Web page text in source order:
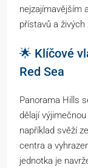
nejzajímavějším
přístavů a živých
🌟 Klíčové
Red Sea
Panorama Hills
dělají
například svěží
centra a
jednotka je